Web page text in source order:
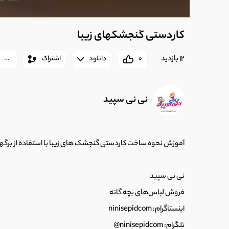
کاردستی گنجشکهای زیبا
0 دانلود اشتراک 12 بازدید
نی نی سپید
آموزش نحوه ساخت کاردستی گنجشک های زیبا با استفاده از
نی نی سپید
فروش لباس‌های بچه گانه
اینستاگرام: ninisepidcom
تلگرام: ninisepidcom@